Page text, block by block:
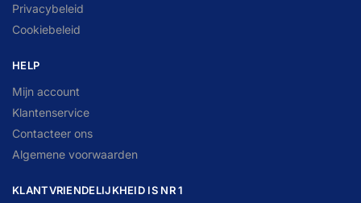
Privacybeleid
Cookiebeleid
HELP
Mijn account
Klantenservice
Contacteer ons
Algemene voorwaarden
KLANTVRIENDELIJKHEID IS NR 1